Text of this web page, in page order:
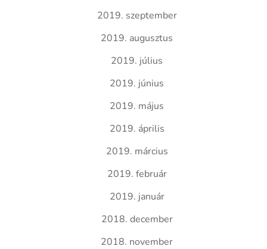
2019. szeptember
2019. augusztus
2019. július
2019. június
2019. május
2019. április
2019. március
2019. február
2019. január
2018. december
2018. november